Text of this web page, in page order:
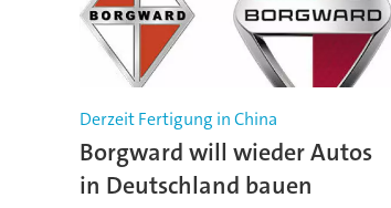
Derzeit Fertigung in China
Borgward will wieder Autos
in Deutschland bauen